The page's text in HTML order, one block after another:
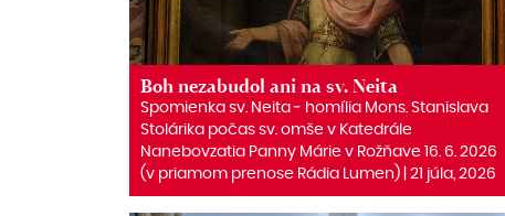
Boh nezabudol ani na sv. Neita
Spomienka sv. Neita ‒ homília Mons. Stanislava
Stolárika počas sv. omše v Katedrále
Nanebovzatia Panny Márie v Rožňave 16. 6. 2026
(v priamom prenose Rádia Lumen) | 21 júla, 2026